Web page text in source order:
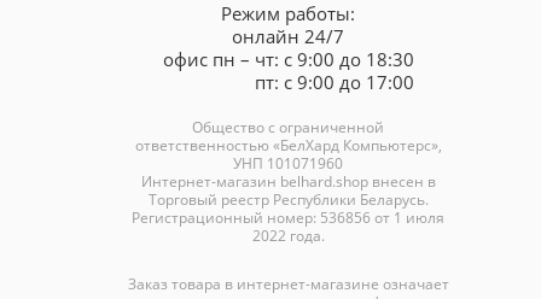
Режим работы:
онлайн 24/7
офис пн – чт: с 9:00 до 18:30
пт: с 9:00 до 17:00
Общество с ограниченной
ответственностью «БелХард Компьютерс»,
УНП 101071960
Интернет-магазин belhard.shopвнесен в
Торговый реестр Республики Беларусь.
Регистрационный номер: 536856 от 1 июля
2022 года.
Заказ товара в интернет-магазине означает